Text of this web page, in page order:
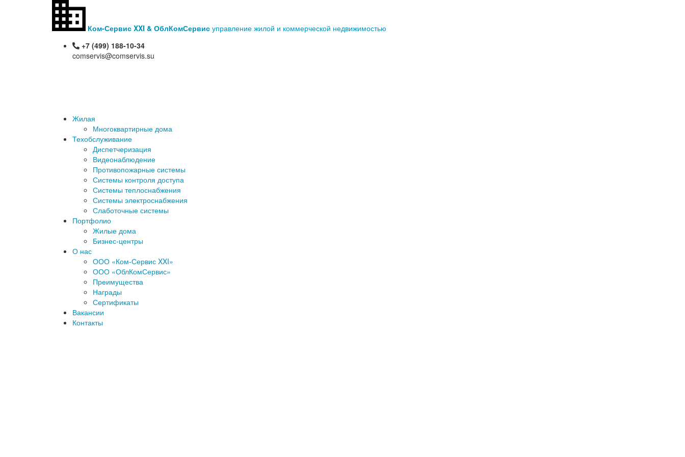
Ком-Сервис XXI & ОблКомСервис управление жилой и коммерческой недвижимостью
+7 (499) 188-10-34
comservis@comservis.su
Жилая
Многоквартирные дома
Техобслуживание
Диспетчеризация
Видеонаблюдение
Противопожарные системы
Системы контроля доступа
Системы теплоснабжения
Системы электроснабжения
Слаботочные системы
Портфолио
Жилые дома
Бизнес-центры
О нас
ООО «Ком-Сервис XXI»
ООО «ОблКомСервис»
Преимущества
Награды
Сертификаты
Вакансии
Контакты